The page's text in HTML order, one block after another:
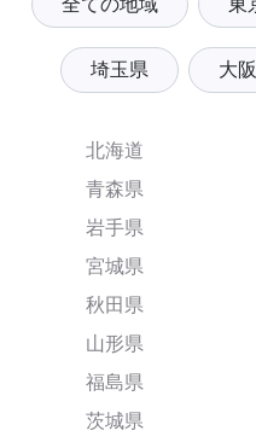
全ての地域 東
埼玉県 大
北海道
青森県
岩手県
宮城県
秋田県
山形県
福島県
茨城県